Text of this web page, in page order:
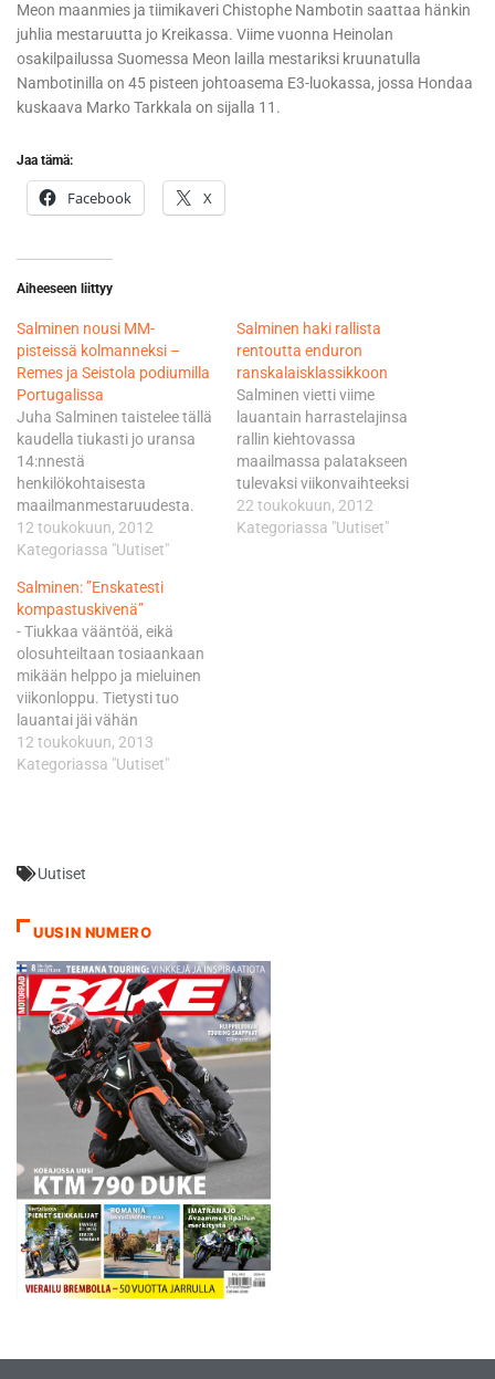
Meon maanmies ja tiimikaveri Chistophe Nambotin saattaa hänkin
juhlia mestaruutta jo Kreikassa. Viime vuonna Heinolan
osakilpailussa Suomessa Meon lailla mestariksi kruunatulla
Nambotinilla on 45 pisteen johtoasema E3-luokassa, jossa Hondaa
kuskaava Marko Tarkkala on sijalla 11.
Jaa tämä:
Facebook X
Aiheeseen liittyy
Salminen nousi MM-
pisteissä kolmanneksi –
Remes ja Seistola podiumilla
Portugalissa
Juha Salminen taistelee tällä
kaudella tiukasti jo uransa
14:nnestä
henkilökohtaisesta
maailmanmestaruudesta.
Salminen nousi enduro 2-
luokan pisteissä
osakilpailuviikonvaihteen
avauspäivänä Torres
Vedrasissa. MM-sarja
saavuttaa sunnuntaina
puolivälin samoissa
maisemissa. - Kautta on
vielä paljon jäljellä. Ei tässä
mitään. Ihan hyvä saldo,
kuittasi Salminen.
12 toukokuun, 2012
Kategoriassa "Uutiset"
Salminen haki rallista
rentoutta enduron
ranskalaisklassikkoon
Salminen vietti viime
lauantain harrastelajinsa
rallin kiehtovassa
maailmassa palatakseen
tulevaksi viikonvaihteeksi
jälleen leipätyön pariin
Menden liepeillä Ranskassa.
22 toukokuun, 2012
Kategoriassa "Uutiset"
Salminen: ”Enskatesti
kompastuskivenä”
- Tiukkaa vääntöä, eikä
olosuhteiltaan tosiaankaan
mikään helppo ja mieluinen
viikonloppu. Tietysti tuo
lauantai jäi vähän
harmittamaan, mutta hyvä
näinkin. Palasin
kauden kuudennessa
hallitseva ranskalaismestari
Antoine Meo ja Eero Remes.
Meo kukisti Espanjasta kaksi
kakkossijaa lievästä
kuumeesta…
12 toukokuun, 2013
Kategoriassa "Uutiset"
Uutiset
UUSIN NUMERO